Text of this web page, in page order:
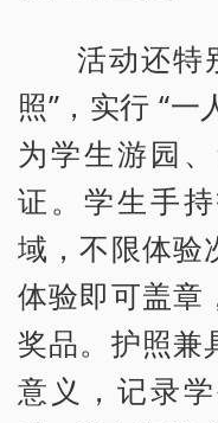
活动还特
照”，实行 “一
为学生游园
证。学生手
域，不限体验
体验即可盖章
奖品。护照兼
意义，记录